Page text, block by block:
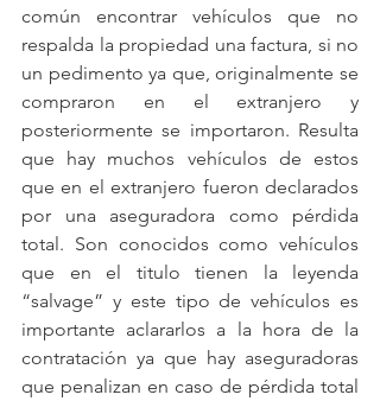
común encontrar vehículos que no
respalda la propiedad una factura, si no
un pedimento ya que, originalmente se
compraron en el extranjero y
posteriormente se importaron. Resulta
que hay muchos vehículos de estos
que en el extranjero fueron declarados
por una aseguradora como pérdida
total. Son conocidos como vehículos
que en el titulo tienen la leyenda
“salvage” y este tipo de vehículos es
importante aclararlos a la hora de la
contratación ya que hay aseguradoras
que penalizan en caso de pérdida total